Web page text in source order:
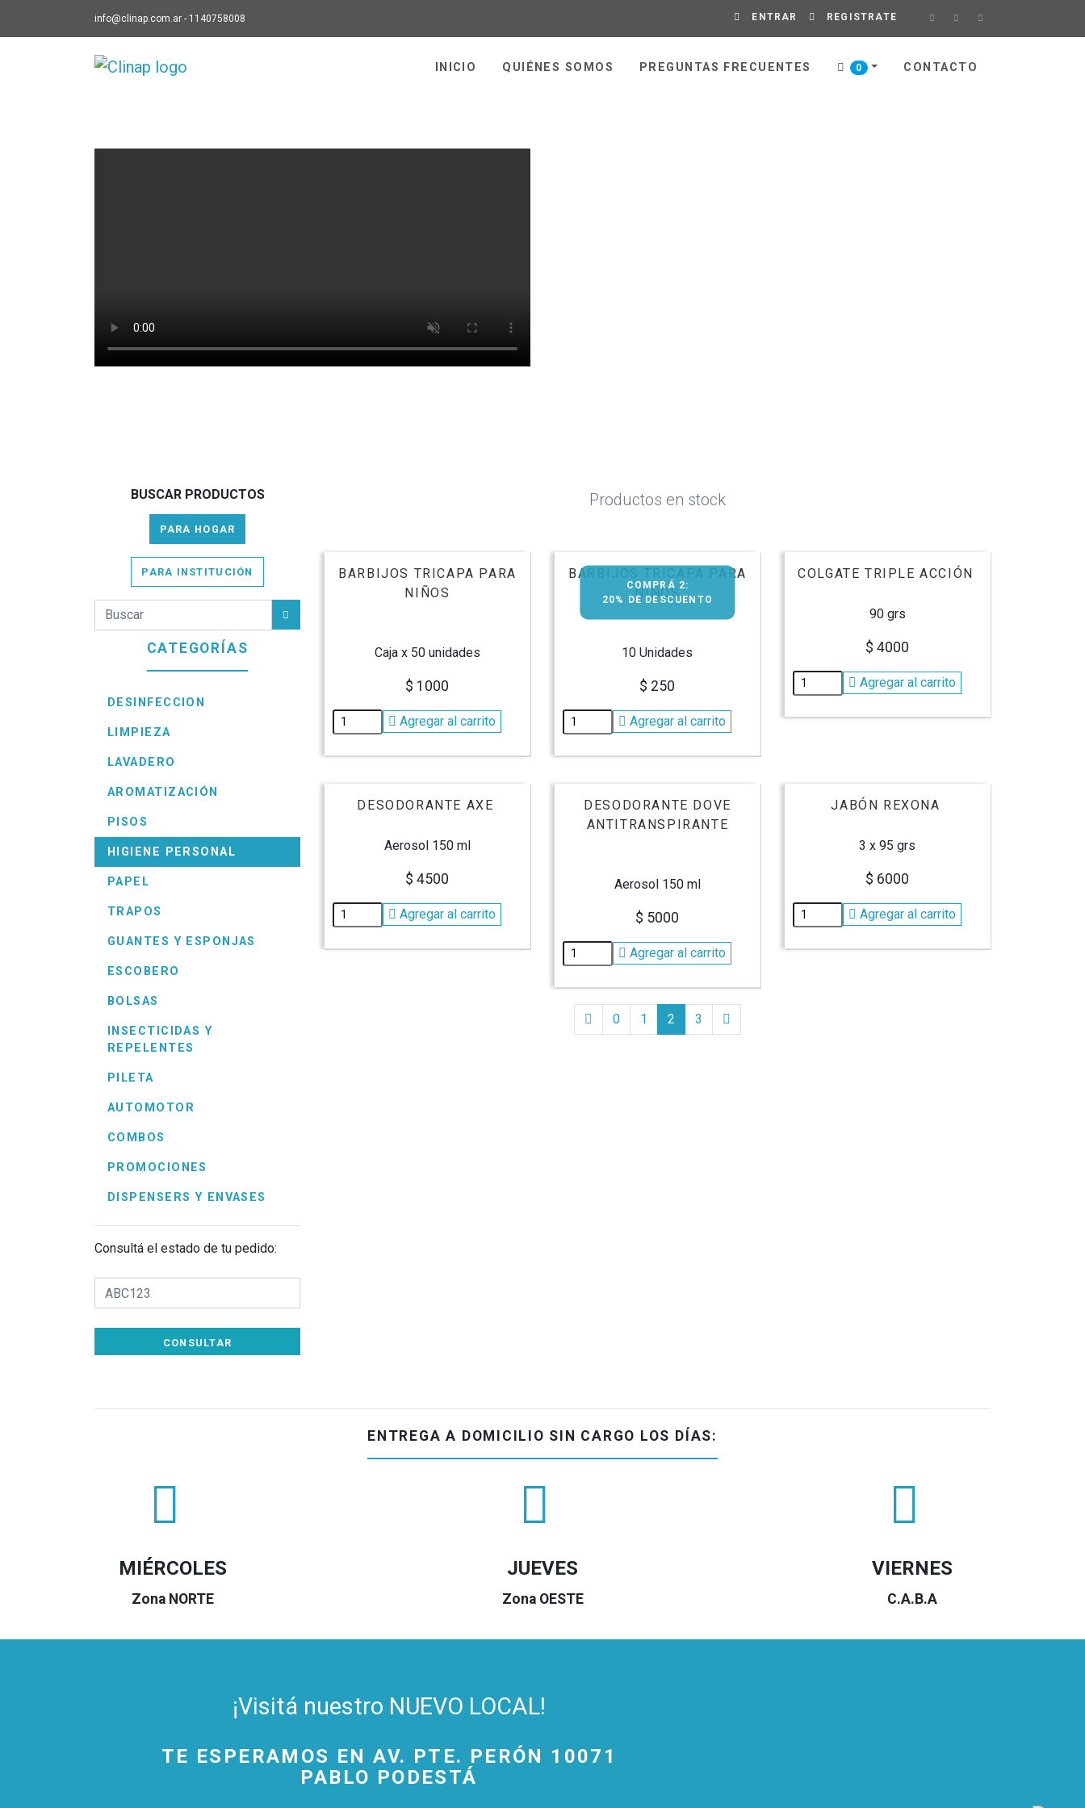
info@clinap.com.ar - 1140758008 ENTRAR REGISTRATE
INICIO QUIÉNES SOMOS PREGUNTAS FRECUENTES 0 CONTACTO
BUSCAR PRODUCTOS
PARA HOGAR
PARA INSTITUCIÓN
CATEGORÍAS
DESINFECCION
LIMPIEZA
LAVADERO
AROMATIZACIÓN
PISOS
HIGIENE PERSONAL
PAPEL
TRAPOS
GUANTES Y ESPONJAS
ESCOBERO
BOLSAS
INSECTICIDAS Y
REPELENTES
PILETA
AUTOMOTOR
COMBOS
PROMOCIONES
DISPENSERS Y ENVASES
Consultá el estado de tu pedido:
CONSULTAR
Productos en stock
BARBIJOS TRICAPA PARA
NIÑOS
Caja x 50 unidades
$ 1000
Agregar al carrito
BARBIJOS TRICAPA PARA
NIÑOS
COMPRÁ 2:
20% DE DESCUENTO
10 Unidades
$ 250
Agregar al carrito
COLGATE TRIPLE ACCIÓN
90 grs
$ 4000
Agregar al carrito
DESODORANTE AXE
Aerosol 150 ml
$ 4500
Agregar al carrito
DESODORANTE DOVE
ANTITRANSPIRANTE
Aerosol 150 ml
$ 5000
Agregar al carrito
JABÓN REXONA
3 x 95 grs
$ 6000
Agregar al carrito
0 1 2 3
ENTREGA A DOMICILIO SIN CARGO LOS DÍAS:
MIÉRCOLES
Zona NORTE
JUEVES
Zona OESTE
VIERNES
C.A.B.A
¡Visitá nuestro NUEVO LOCAL!
TE ESPERAMOS EN AV. PTE. PERÓN 10071
PABLO PODESTÁ